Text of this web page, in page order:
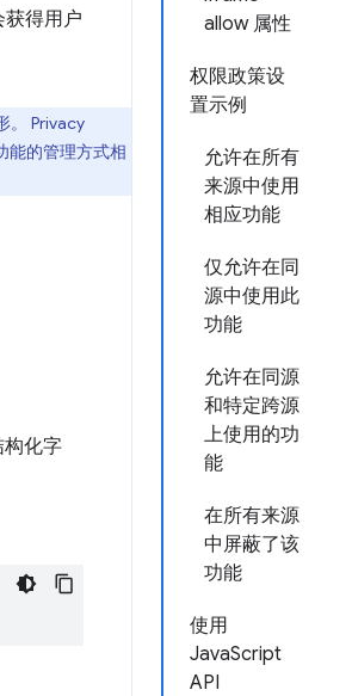
allow 属性
权限政策设
置示例
允许在所有
来源中使用
相应功能
仅允许在同
源中使用此
功能
允许在同源
和特定跨源
上使用的功
能
在所有来源
中屏蔽了该
功能
使用
JavaScript
API
得用户
。 Privacy
能的管理方式相
构化字